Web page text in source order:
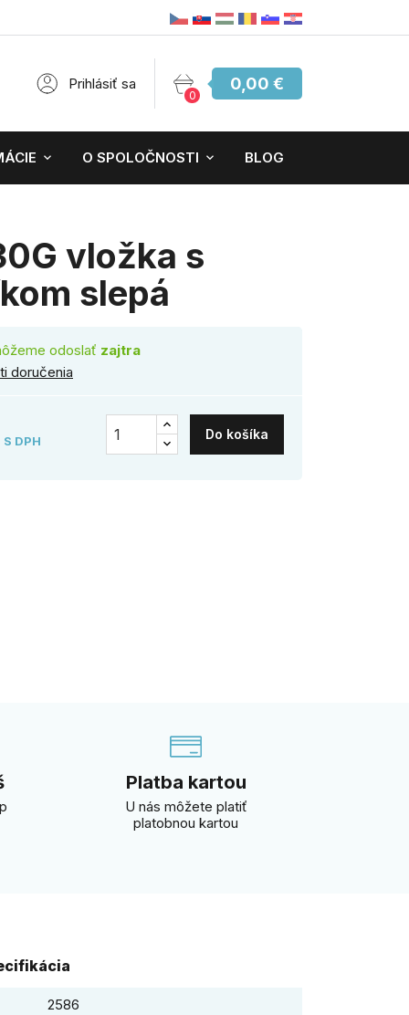
Prihlásiť sa
0
0,00 €
O SPOLOČNOSTI BLOG
vložka s
slepá
odoslať zajtra
doručenia
S DPH Do košíka
Platba kartou
U nás môžete platiť
platobnou kartou
2586